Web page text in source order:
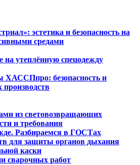
эстетика и безопасность на
средами
на утеплённую спецодежду
ХАССПпро: безопасность и
из световозвращающих
и требования
Разбираемся в ГОСТах
для защиты органов дыхания
каски
сварочных работ